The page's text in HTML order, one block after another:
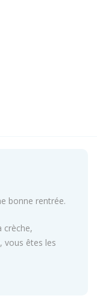
bonne rentrée.
crèche,
vous êtes les